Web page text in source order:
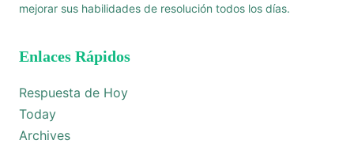
mejorar sus habilidades de resolución todos los días.
Enlaces Rápidos
Respuesta de Hoy
Today
Archives